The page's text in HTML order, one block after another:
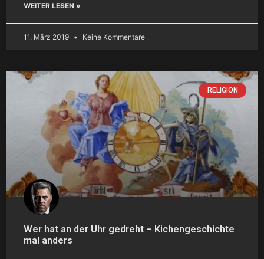
WEITER LESEN »
11. März 2019 Keine Kommentare
RELIGION
Wer hat an der Uhr gedreht – Kichengeschichte
mal anders